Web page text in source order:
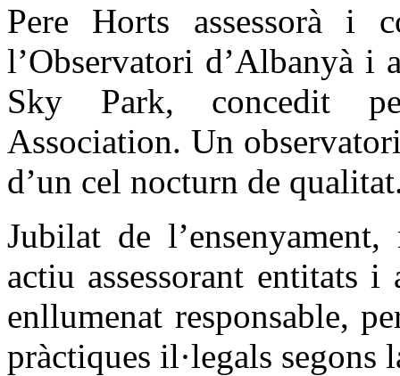
Pere Horts assessorà i
l’Observatori d’Albanyà i
Sky Park, concedit
Association. Un
d’un cel nocturn de
Jubilat de
actiu assessorant entitats
enllumenat responsable,
pràctiques il·legals segons